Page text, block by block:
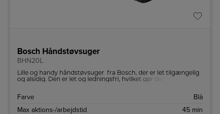
Bosch Håndstøvsuger
BHN20L
Lille og handy håndstøvsuger fra Bosch, der er let tilgængelig
og alsidig. Den er let og ledningsfri, hvilket gør den perfekt til
Farve
Blå
Max aktions-/arbejdstid
45 min